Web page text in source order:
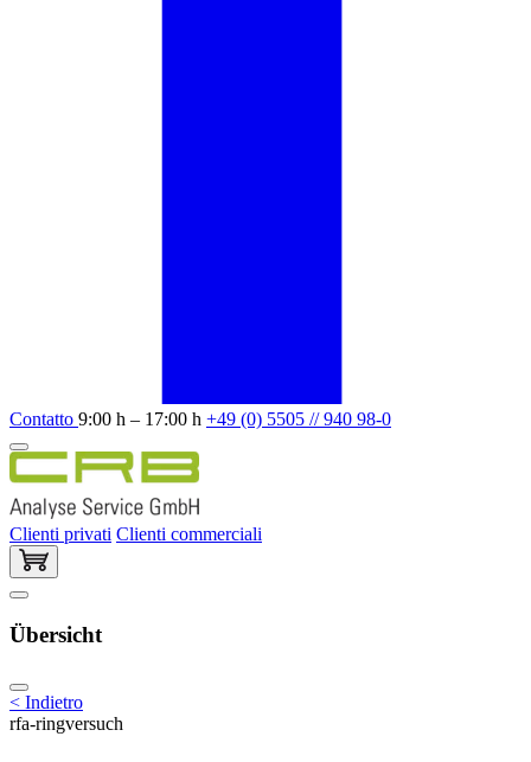
Contatto 9:00 h – 17:00 h +49 (0) 5505 // 940 98-0
Clienti privati Clienti commerciali
Übersicht
< Indietro
rfa-ringversuch